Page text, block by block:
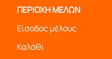
ΠΕΡΙΟΧΗ ΜΕΛΩΝ
Είσοδος μέλους
Καλάθι